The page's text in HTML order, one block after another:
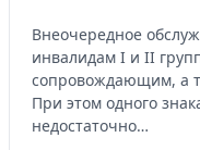
Внеочередное
инвалидам I и II
сопровождающим, а
При этом одного
недостаточно…